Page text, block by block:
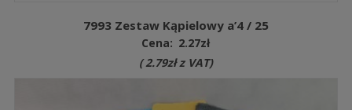
7993 Zestaw Kąpielowy a’4 / 25
Cena: 2.27zł
( 2.79złz VAT)